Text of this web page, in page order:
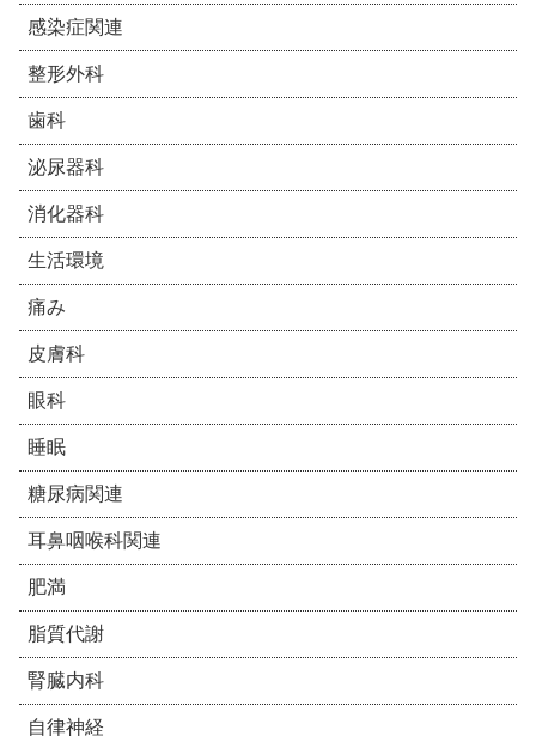
感染症関連
整形外科
歯科
泌尿器科
消化器科
生活環境
痛み
皮膚科
眼科
睡眠
糖尿病関連
耳鼻咽喉科関連
肥満
脂質代謝
腎臓内科
自律神経